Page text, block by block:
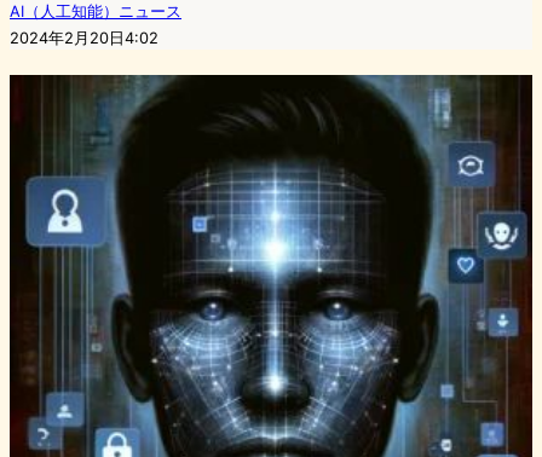
AI（人工知能）ニュース
2024年2月20日4:02